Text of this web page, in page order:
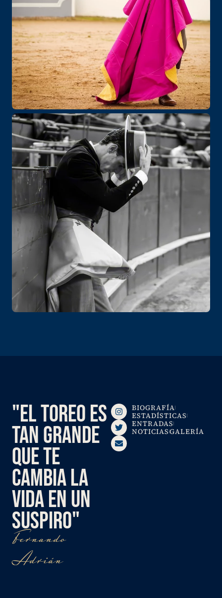
"EL TOREO ES
TAN GRANDE
QUE TE
CAMBIA LA
VIDA EN UN
SUSPIRO"
Fernando
Adrián
BIOGRAFÍA
ESTADÍSTICAS
ENTRADAS
NOTICIASGALERÍA